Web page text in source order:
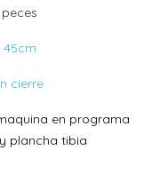
45cm
cierre
en programa
plancha tibia